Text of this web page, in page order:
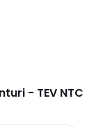
- TEV NTC